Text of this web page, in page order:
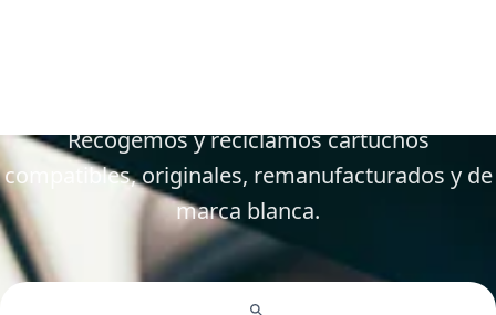
Recogemos y reciclamos cartuchos
compatibles, originales, remanufacturados y de
marca blanca.